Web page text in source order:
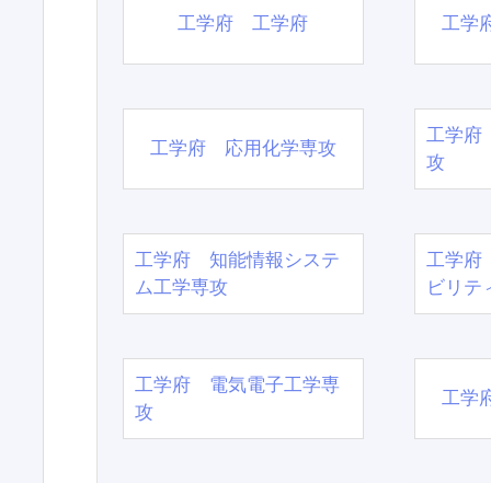
工学府 工学府 工学
工学府 応用化学専攻
工学府
攻
工学府 知能情報システ
ム工学専攻
工学府
ビリテ
工学府 電気電子工学専
攻
工学